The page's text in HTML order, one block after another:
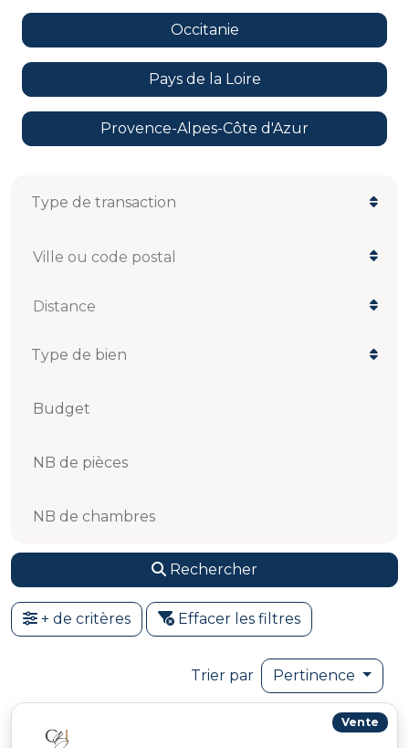
Occitanie
Pays de la Loire
Provence-Alpes-Côte d'Azur
Ville ou code postal
Distance
Budget
NB de pièces
NB de chambres
Rechercher
+ de critères Effacer les filtres
Trier par Pertinence
Vente